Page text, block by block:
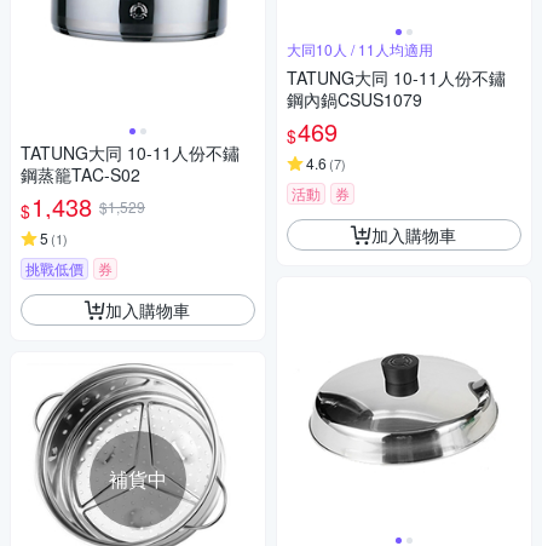
TATUNG大同 10-11人份不鏽
鋼蒸籠TAC-S02
$1,438 $1,529
5 (1)
挑戰低價 券
加入購物車
補貨中
大同10人 / 11人均適用
TATUNG大同 10-11人份不鏽
鋼內鍋CSUS1079
$469
4.6 (7)
活動 券
加入購物車